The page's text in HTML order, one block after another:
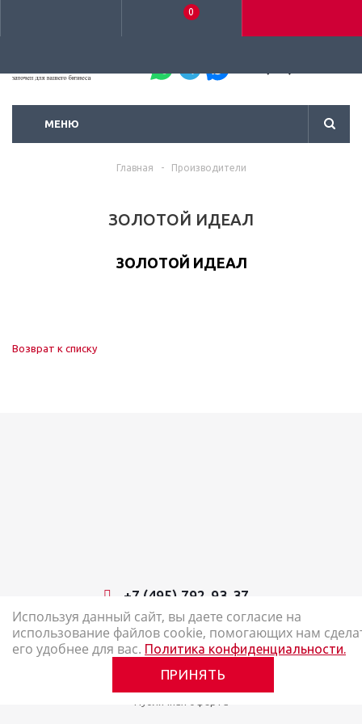
0
МЕНЮ
Главная - Производители
ЗОЛОТОЙ ИДЕАЛ
ЗОЛОТОЙ ИДЕАЛ
Возврат к списку
+7 (495) 792-93-37
2026 © Наш Карандаш: интернет-магазин канцелярских товаров
Карта сайта
Используя данный сайт, вы даете согласие на
использование файлов cookie, помогающих нам
его удобнее для вас. Политика конфиденциальности.
ПРИНЯТЬ